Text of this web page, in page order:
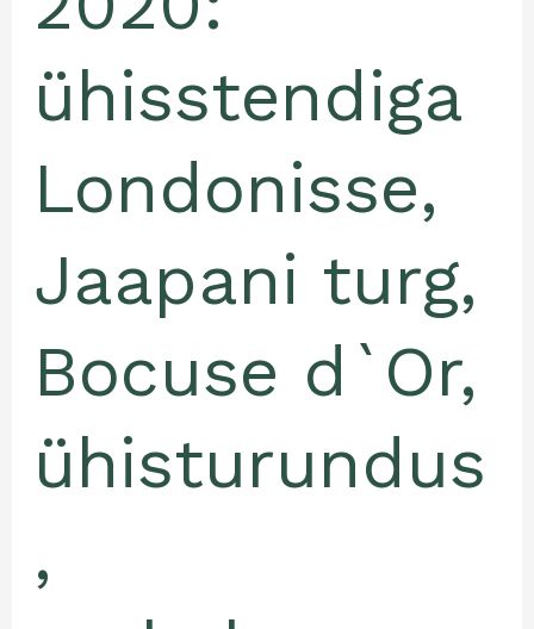
ühisstendiga
Londonisse,
Jaapani turg,
Bocuse d`Or,
ühisturundus
,